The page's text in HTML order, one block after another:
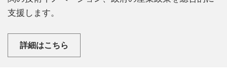
支援します。
詳細はこちら